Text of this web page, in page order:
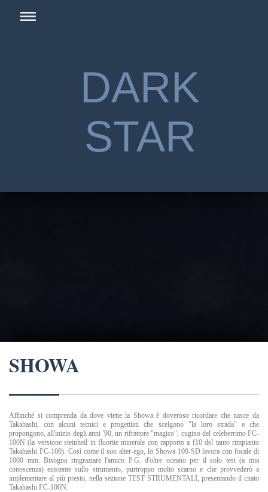
DARK
STAR
SHOWA
Affinché si comprenda da dove viene la Showa è doveroso ricordare che nasce da
Takahashi, con alcuni tecnici e progettisti che scelgono "la loro strada" e che
propongono, all'inizio degli anni '90, un rifrattore "magico", cugino del celeberrimo FC-
100N (la versione steinheil in fluorite minerale con rapporto a f10 del tanto rimpianto
Takahashi FC-100). Così come il suo alter-ego, lo Showa 100-SD lavora con focale di
1000 mm. Bisogna ringraziare l'amico P.G. d'oltre oceano per il solo test (a mia
conoscenza) esistente sullo strumento, purtroppo molto scarno e che provvederò a
implementare al più presto, nella sezione TEST STRUMENTALI, presentando il citato
Takahashi FC-100N.